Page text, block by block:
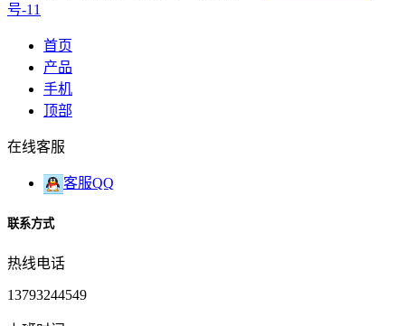
号-11
首页
产品
手机
顶部
在线客服
客服QQ
联系方式
热线电话
13793244549